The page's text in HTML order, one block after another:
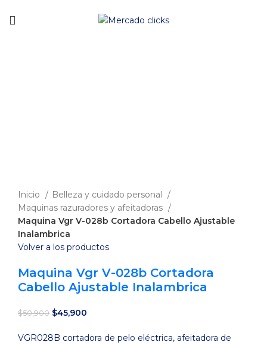
Inicio
Belleza y cuidado personal
Maquinas razuradores y afeitadoras
Maquina Vgr V-028b Cortadora Cabello Ajustable
Inalambrica
Volver a los productos
Maquina Vgr V-028b Cortadora
Cabello Ajustable Inalambrica
$50,900 El
original
$45,900
actual
VGR028B cortadora de pelo eléctrica, afeitadora de